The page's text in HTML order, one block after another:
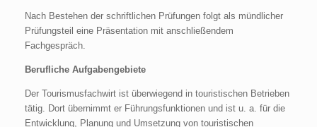
Nach Bestehen der schriftlichen Prüfungen folgt als mündlicher
Prüfungsteil eine Präsentation mit anschließendem
Fachgespräch.
Berufliche Aufgabengebiete
Der Tourismusfachwirt ist überwiegend in touristischen Betrieben
tätig. Dort übernimmt er Führungsfunktionen und ist u. a. für die
Entwicklung, Planung und Umsetzung von touristischen